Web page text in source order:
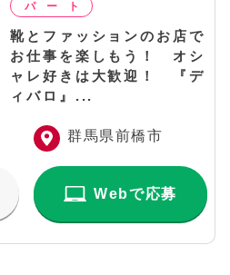
靴とファッションのお店で
お仕事を楽しもう！ オシ
ャレ好きは大歓迎！ 『デ
ィバロ』...
群馬県前橋市
Webで応募